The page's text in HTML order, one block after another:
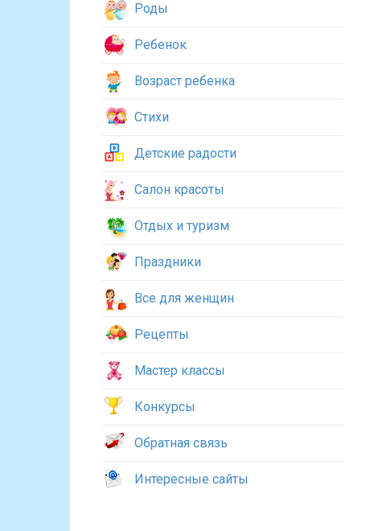
Роды
Ребенок
Возраст ребенка
Стихи
Детские радости
Салон красоты
Отдых и туризм
Праздники
Все для женщин
Рецепты
Мастер классы
Конкурсы
Обратная связь
Интересные сайты